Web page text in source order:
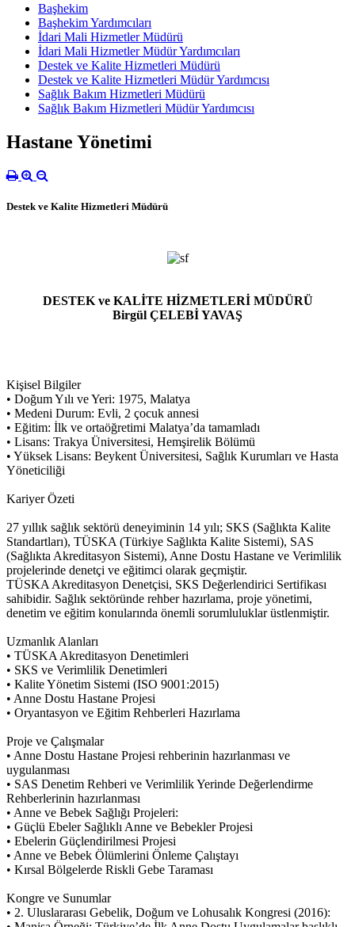
Başhekim
Başhekim Yardımcıları
İdari Mali Hizmetler Müdürü
İdari Mali Hizmetler Müdür Yardımcıları
Destek ve Kalite Hizmetleri Müdürü
Destek ve Kalite Hizmetleri Müdür Yardımcısı
Sağlık Bakım Hizmetleri Müdürü
Sağlık Bakım Hizmetleri Müdür Yardımcısı
Hastane Yönetimi
Destek ve Kalite Hizmetleri Müdürü
DESTEK ve KALİTE HİZMETLERİ MÜDÜRÜ
Birgül ÇELEBİ YAVAŞ
Kişisel Bilgiler
• Doğum Yılı ve Yeri: 1975, Malatya
• Medeni Durum: Evli, 2 çocuk annesi
• Eğitim: İlk ve ortaöğretimi Malatya’da tamamladı
• Lisans: Trakya Üniversitesi, Hemşirelik Bölümü
• Yüksek Lisans: Beykent Üniversitesi, Sağlık Kurumları ve Hasta
Yöneticiliği
Kariyer Özeti
27 yıllık sağlık sektörü deneyiminin 14 yılı; SKS (Sağlıkta Kalite
Standartları), TÜSKA (Türkiye Sağlıkta Kalite Sistemi), SAS
(Sağlıkta Akreditasyon Sistemi), Anne Dostu Hastane ve Verimlilik
projelerinde denetçi ve eğitimci olarak geçmiştir.
TÜSKA Akreditasyon Denetçisi, SKS Değerlendirici Sertifikası
sahibidir. Sağlık sektöründe rehber hazırlama, proje yönetimi,
denetim ve eğitim konularında önemli sorumluluklar üstlenmiştir.
Uzmanlık Alanları
• TÜSKA Akreditasyon Denetimleri
• SKS ve Verimlilik Denetimleri
• Kalite Yönetim Sistemi (ISO 9001:2015)
• Anne Dostu Hastane Projesi
• Oryantasyon ve Eğitim Rehberleri Hazırlama
Proje ve Çalışmalar
• Anne Dostu Hastane Projesi rehberinin hazırlanması ve
uygulanması
• SAS Denetim Rehberi ve Verimlilik Yerinde Değerlendirme
Rehberlerinin hazırlanması
• Anne ve Bebek Sağlığı Projeleri:
• Güçlü Ebeler Sağlıklı Anne ve Bebekler Projesi
• Ebelerin Güçlendirilmesi Projesi
• Anne ve Bebek Ölümlerini Önleme Çalıştayı
• Kırsal Bölgelerde Riskli Gebe Taraması
Kongre ve Sunumlar
• 2. Uluslararası Gebelik, Doğum ve Lohusalık Kongresi (2016):